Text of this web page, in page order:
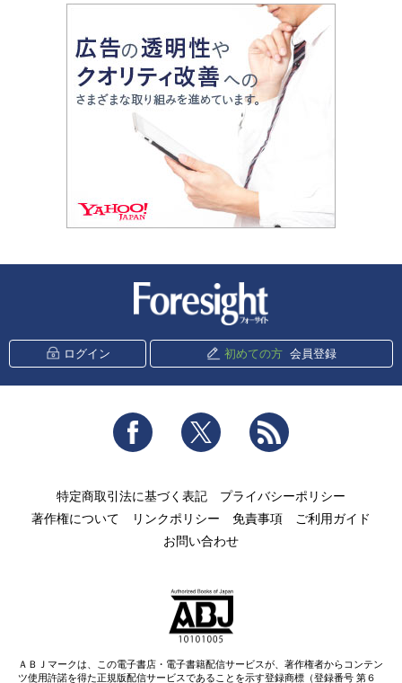
ログイン 初めての方 会員登録
Facebook Twitter
特定商取引法に基づく表記
プライバシーポリシー
著作権について
リンクポリシー 免責事項
ご利用ガイド
お問い合わせ
ＡＢＪマークは、この電子書店・電子書籍配信サービスが、著作権者からコンテン
ツ使用許諾を得た正規版配信サービスであることを示す登録商標（登録番号 第６